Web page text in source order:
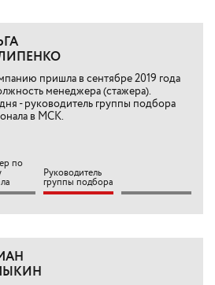
пришла в сентябре 2019 года
менеджера (стажера).
- руководитель группы подбора
в МСК.
по
Руководитель
группы подбора